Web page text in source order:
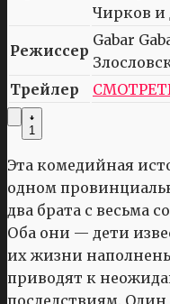
Чирков и
Режиссер
Gabar
Трейлер
1
Эта комедийная
одном
два брата с весьма
Оба они — дети
их жизни
приводят к
последствиям. Один